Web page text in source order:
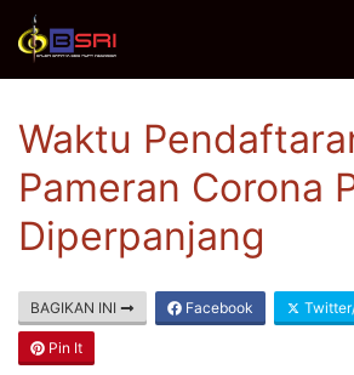
Waktu
Pameran Corona
Diperpanjang
BAGIKAN INI Facebook
Pin It